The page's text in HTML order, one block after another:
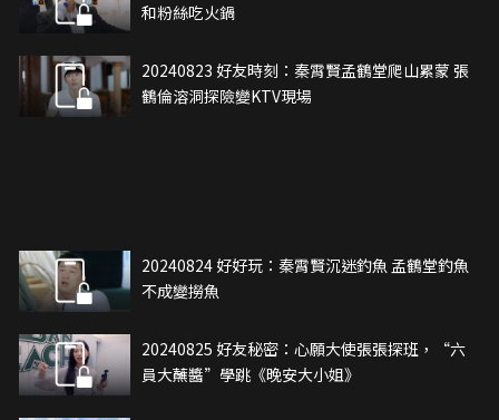
和粉絲吃火鍋
20240823 好友時刻：秦霄賢孟鶴堂爬山累蒙 張
鶴倫溶洞探險變KTV現場
20240824 好好玩：秦霄賢沉迷釣魚 孟鶴堂釣魚
不成變撈魚
20240825 好友秘密：心願大使張張探班，“六
員大蘸醬”學跳《晚安大小姐》